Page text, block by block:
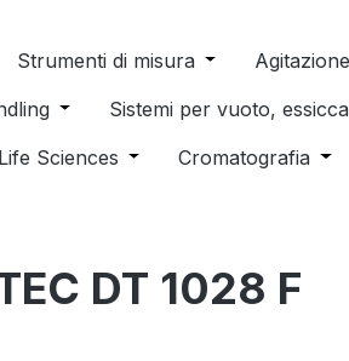
the category Consumabili per
or close the dropdown menu
Strumenti di misura Open or close
the category Distillazione,
dropdown menu from the
Open or close the dropdown
Sistemi per vuoto,
e sterilizzazione
close the dropdown menu from
Life Sciences Open or close the
Cromatografia
DT 1028 F